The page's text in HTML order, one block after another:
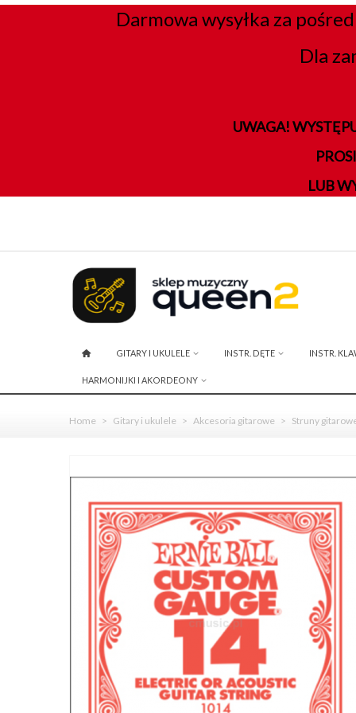
Darmowa wysyłka za
Dla
UWAGA!
LUB
GITARY I UKULELE INSTR. DĘTE INSTR.
HARMONIJKI I AKORDEONY
Home > Gitary i ukulele > Akcesoria gitarowe > Struny